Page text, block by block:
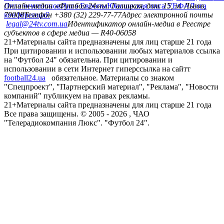
Лига чемпионовЛига ЕвропыЮношеская лига УЕФАЛига
конференций
Онлайн-медиа «Футбол 24»пл. Галицкая, дом. 15, м. Львов,
79008Телефон +380 (32) 229-77-77Адрес электронной почты
legal@24tv.com.uaИдентификатор онлайн-медиа в Реестре
субъектов в сфере медиа — R40-06058
21+Материалы сайта предназначены для лиц старше 21 года
При цитировании и использовании любых материалов ссылка
на "Футбол 24" обязательна. При цитировании и
использовании в сети Интернет гиперссылка на сайтт
football24.ua
обязательное. Материалы со знаком
"Спецпроект", "Партнерский материал", "Реклама", "Новости
компаний" публикуем на правах рекламы.
21+Материалы сайта предназначены для лиц старше 21 года
Все права защищены. © 2005 - 2026 , ЧАО
"Телерадиокомпания Люкс". "Футбол 24".